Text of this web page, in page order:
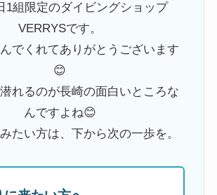
1組限定のダイビングショップ
VERRYSです。
でくれてありがとうございます
😊
れるのが長崎の面白いところな
んですよね😊
たい方は、下から次の一歩を。